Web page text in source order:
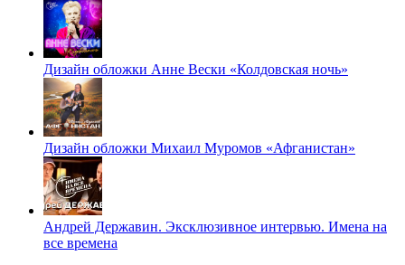
Дизайн обложки Анне Вески «Колдовская ночь»
Дизайн обложки Михаил Муромов «Афганистан»
Андрей Державин. Эксклюзивное интервью. Имена на
все времена